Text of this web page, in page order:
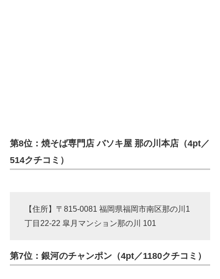
第8位：焼そば専門店 バソキ屋 那の川本店（4pt／
514クチコミ）
【住所】〒815-0081 福岡県福岡市南区那の川1
丁目22-22 皐月マンション那の川 101
第7位：銀河のチャンポン（4pt／1180クチコミ）